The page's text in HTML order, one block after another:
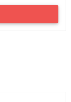
в себе новый